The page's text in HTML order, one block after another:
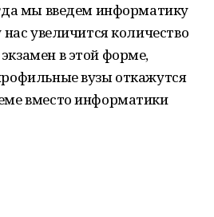
мы введем информатику
увеличится количество
в этой форме,
вузы откажутся
вместо информатики